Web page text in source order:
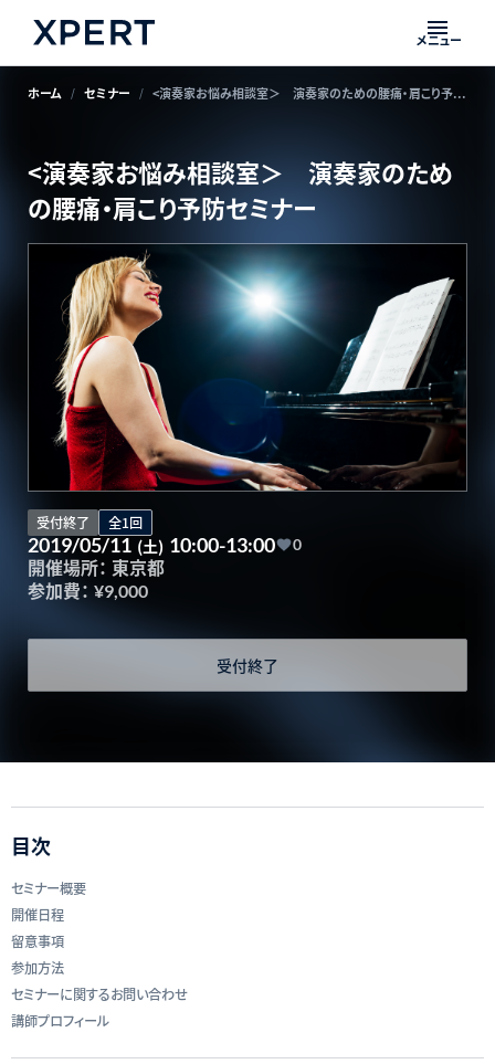
メニュー
ホーム セミナー <演奏家お悩み相談室＞ 演奏家のための腰痛・肩こり予防セミナー
<演奏家お悩み相談室＞ 演奏家のため
の腰痛・肩こり予防セミナー
受付終了 全1回
2019/05/11 (土) 10:00-13:00 0
開催場所： 東京都
参加費： ¥9,000
受付終了
目次
セミナー概要
開催日程
留意事項
参加方法
セミナーに関するお問い合わせ
講師プロフィール